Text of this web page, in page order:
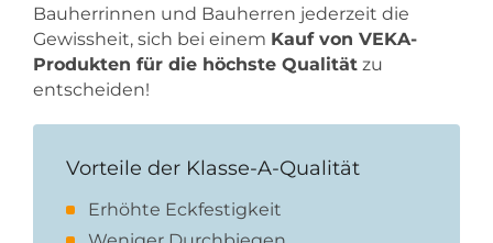
Bauherrinnen und Bauherren jederzeit die
Gewissheit, sich bei einem Kauf von VEKA-
Produkten für die höchste Qualität zu
entscheiden!
Vorteile der Klasse-A-Qualität
Erhöhte Eckfestigkeit